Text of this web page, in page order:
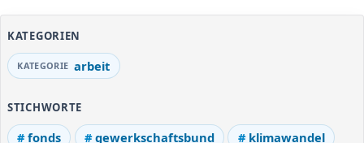
KATEGORIEN
arbeit
STICHWORTE
fonds gewerkschaftsbund
klimawandel